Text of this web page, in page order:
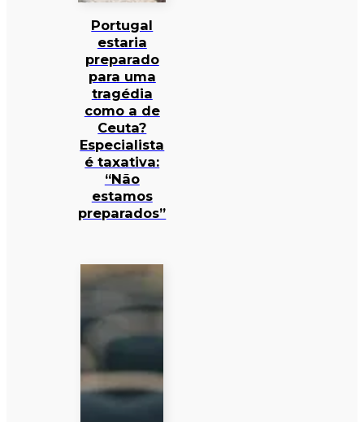
Portugal
estaria
preparado
para uma
tragédia
como a de
Ceuta?
Especialista
é taxativa:
“Não
estamos
preparados”